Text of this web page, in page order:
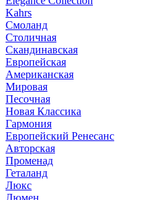
Kahrs
Смоланд
Столичная
Скандинавская
Европейская
Американская
Мировая
Песочная
Новая Классика
Гармония
Европейский Ренесанс
Авторская
Променад
Геталанд
Люкс
Люмен